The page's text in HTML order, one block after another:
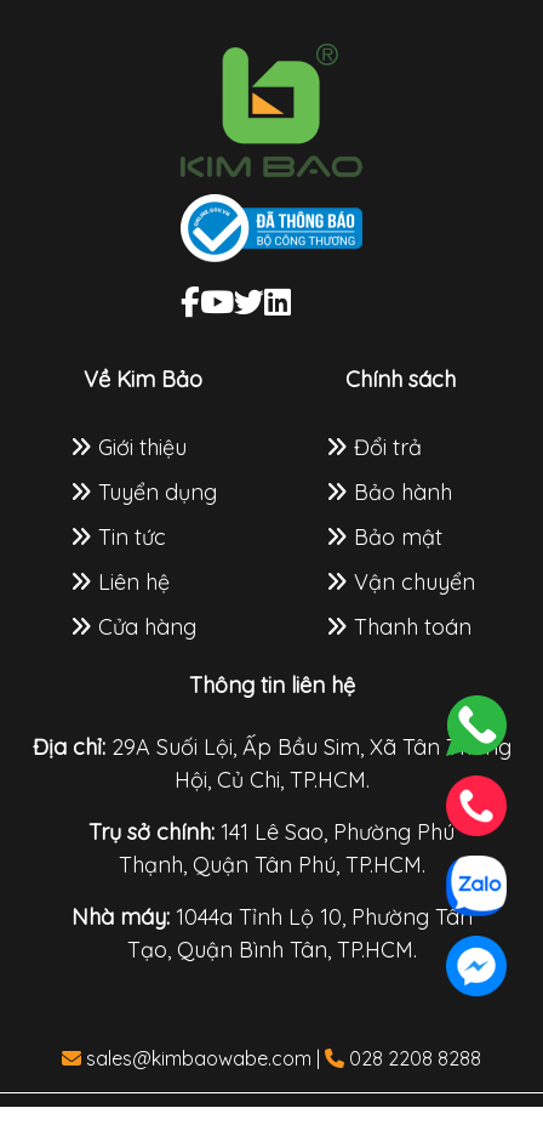
Về Kim Bảo
Giới thiệu
Tuyển dụng
Tin tức
Liên hệ
Cửa hàng
Chính sách
Đổi trả
Bảo hành
Bảo mật
Vận chuyển
Thanh toán
Thông tin liên hệ
Địa chỉ:29A Suối Lội, Ấp Bầu Sim, Xã Tân Thông
Hội, Củ Chi, TP.HCM.
Trụ sở chính: 141 Lê Sao, Phường Phú
Thạnh, Quận Tân Phú, TP.HCM.
Nhà máy:1044a Tỉnh Lộ 10, Phường Tân
Tạo, Quận Bình Tân, TP.HCM.
sales@kimbaowabe.com 028 2208 8288